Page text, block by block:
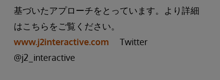
基づいたアプローチをとっています。より詳細
はこちらをご覧ください。
www.j2interactive.com Twitter
@j2_interactive